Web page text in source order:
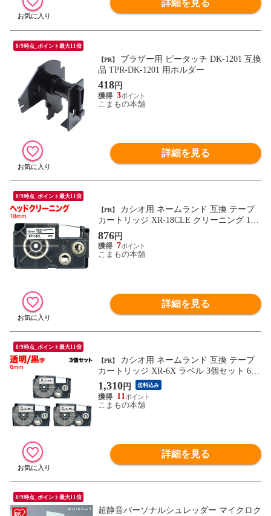
詳細を見る
8/9時点_ポイント最大11倍
【PR】
品 TPR-DK-1201 用ホルダー
418円
3
こまもの本舗
詳細を見る
8/9時点_ポイント最大11倍
【PR】
カートリッジ XR-18CLE クリーニング 18m
m
876円
7
こまもの本舗
詳細を見る
8/9時点_ポイント最大11倍
【PR】
カートリッジ XR-6X ラベル 3個セット 6m
m／透明テープ／黒文字
1,310円 送料込み
11
こまもの本舗
詳細を見る
8/9時点_ポイント最大11倍
超静音パーソナルシュレッダー マイクロク